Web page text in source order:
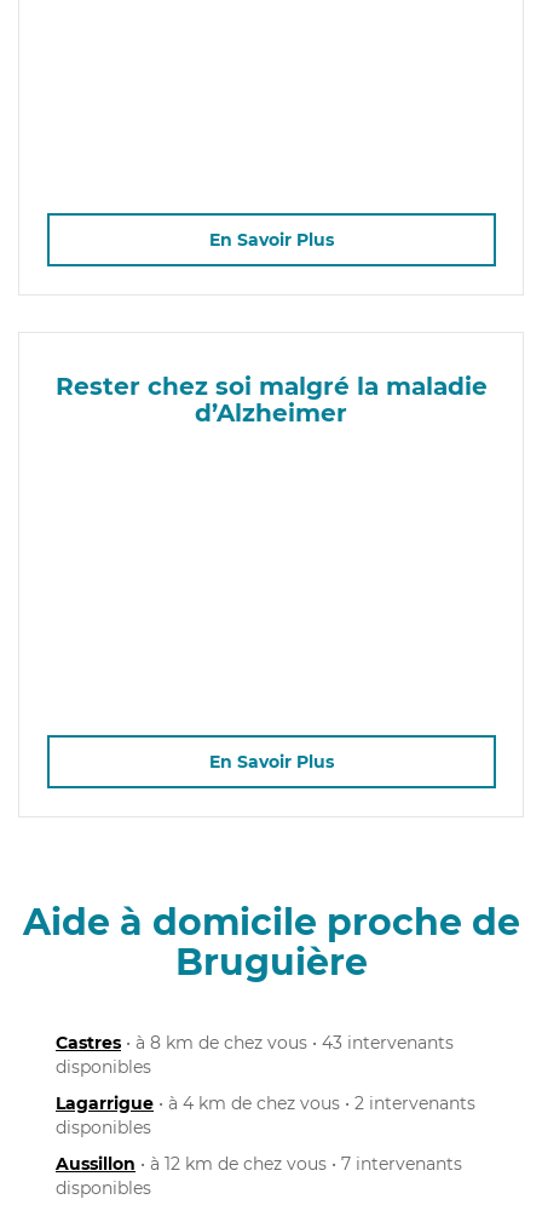
En Savoir Plus
Rester chez soi malgré la maladie
d’Alzheimer
En Savoir Plus
Aide à domicile proche de
Bruguière
Castres • à 8 km de chez vous • 43 intervenants
disponibles
Lagarrigue • à 4 km de chez vous • 2 intervenants
disponibles
Aussillon • à 12 km de chez vous • 7 intervenants
disponibles